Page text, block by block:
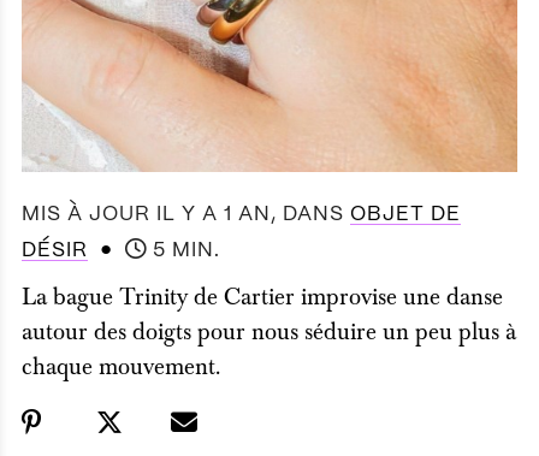
MIS À JOUR IL Y A 1 AN , DANS OBJET DE
DÉSIR
● 5 MIN.
La bague Trinity de Cartier improvise une danse
autour des doigts pour nous séduire un peu plus à
chaque mouvement.